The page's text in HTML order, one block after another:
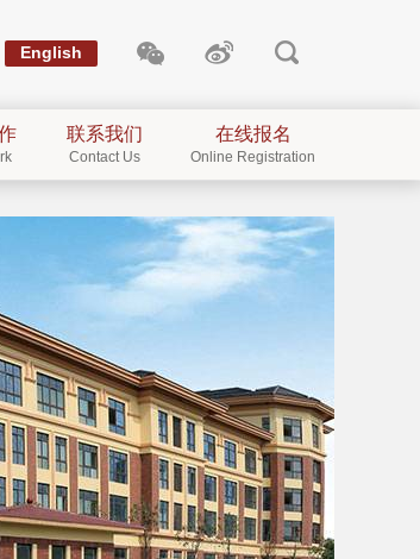
English
联系我们
Contact Us
在线报名
Online Registration